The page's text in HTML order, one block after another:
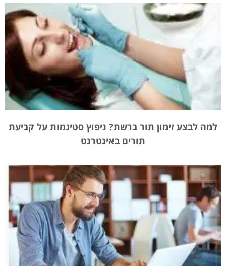
למה לבצע זימון תור ברשת? ניפוץ סטיגמות על קביעת
תורים באינטרנט